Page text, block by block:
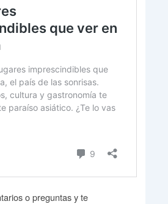
o preguntas y te